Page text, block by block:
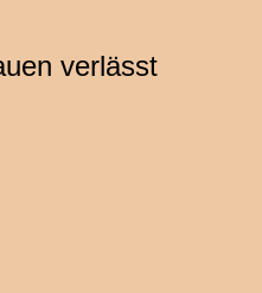
verlässt